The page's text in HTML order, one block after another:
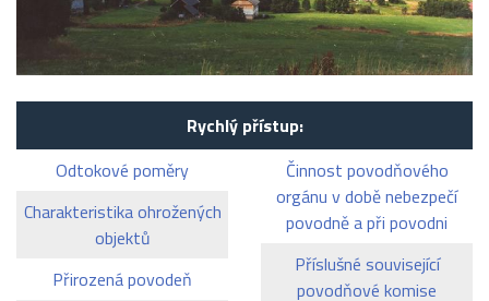
Rychlý přístup:
Odtokové poměry
Charakteristika ohrožených
objektů
Přirozená povodeň
Činnost povodňového
orgánu v době nebezpečí
povodně a při povodni
Příslušné související
povodňové komise